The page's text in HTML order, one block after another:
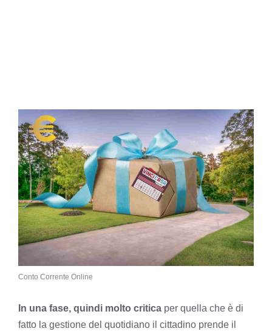
Conto Corrente Online
In una fase, quindi molto critica per quella che è di
fatto la gestione del quotidiano il cittadino prende il